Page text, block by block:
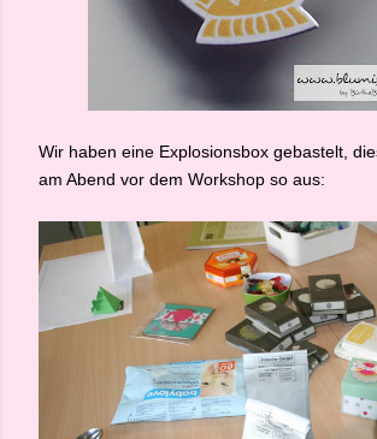
Wir haben eine Explosionsbox gebastelt,
am Abend vor dem Workshop so aus: